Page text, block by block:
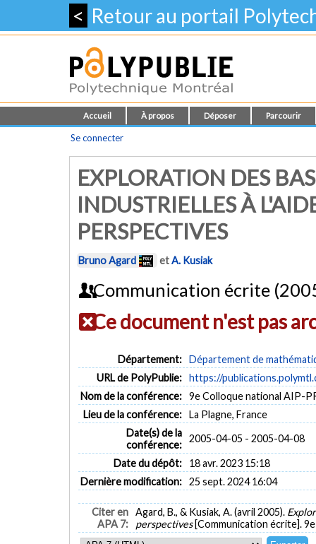
< Retour au portail
Accueil À propos Déposer Parcourir
Se connecter
EXPLORATION DES
INDUSTRIELLES À
PERSPECTIVES
Bruno Agard etA. Kusiak
Communication écrite
Ce document n'est pas
Département: Département de
URL de PolyPublie: https://
Nom de la conférence: 9e Colloque national AIP-
Lieu de la conférence: La Plagne, France
Date(s) de la
conférence:
2005-04-05 - 2005-04-08
Date du dépôt:
18 avr. 2023 15:18
Dernière modification: 25 sept. 2024 16:04
Citer en
APA 7:
Agard, B., & Kusiak, A. (avril 2005).
perspectives [Communication écrite].